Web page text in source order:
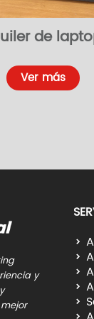
de
Ver más
y